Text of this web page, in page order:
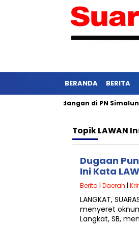
BERANDA BERITA
Ketat Persidangan di PN Simalungun,
TopikLAWAN
Dugaan
Ini Kata
Berita | Daerah |
LANGKAT,
menyeret
Langkat, SB,